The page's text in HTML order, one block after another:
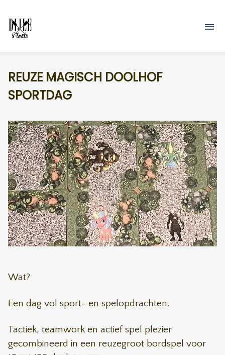
REUZE MAGISCH DOOLHOF
SPORTDAG
Wat?
Een dag vol sport- en spelopdrachten.
Tactiek, teamwork en actief spel plezier
gecombineerd in een reuzegroot bordspel voor